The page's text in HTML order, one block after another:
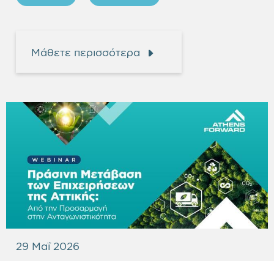
Μάθετε περισσότερα
29 Μαΐ 2026